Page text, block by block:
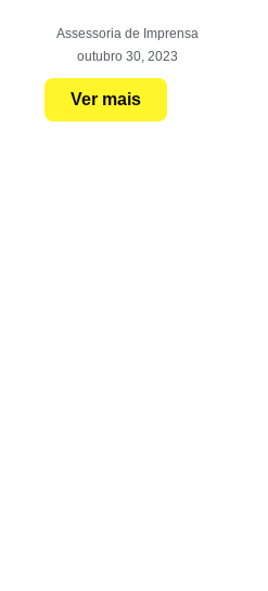
Assessoria de Imprensa
outubro 30, 2023
Ver mais